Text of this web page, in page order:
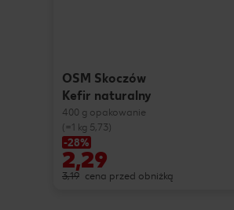
OSM Skoczów
Kefir naturalny
400 g opakowanie
(=1 kg 5,73)
-28%
2,29
3,19 cena przed obniżką